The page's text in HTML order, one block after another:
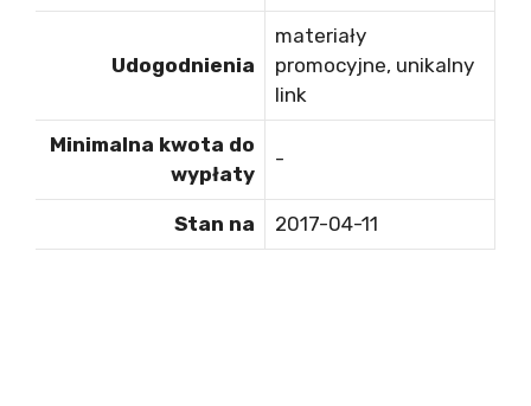
Udogodnienia
materiały
promocyjne, unikalny
link
Minimalna kwota do
wypłaty
-
Stan na 2017-04-11